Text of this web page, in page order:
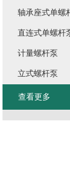
轴承座式单螺
直连式单螺杆
计量螺杆泵
立式螺杆泵
查看更多